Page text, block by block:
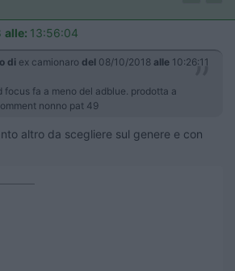
alle: 13:56:04
di ex camionaro del 08/10/2018 alle 10:26:11
fa a meno del adblue. prodotta a
nonno pat 49
altro da scegliere sul genere e con